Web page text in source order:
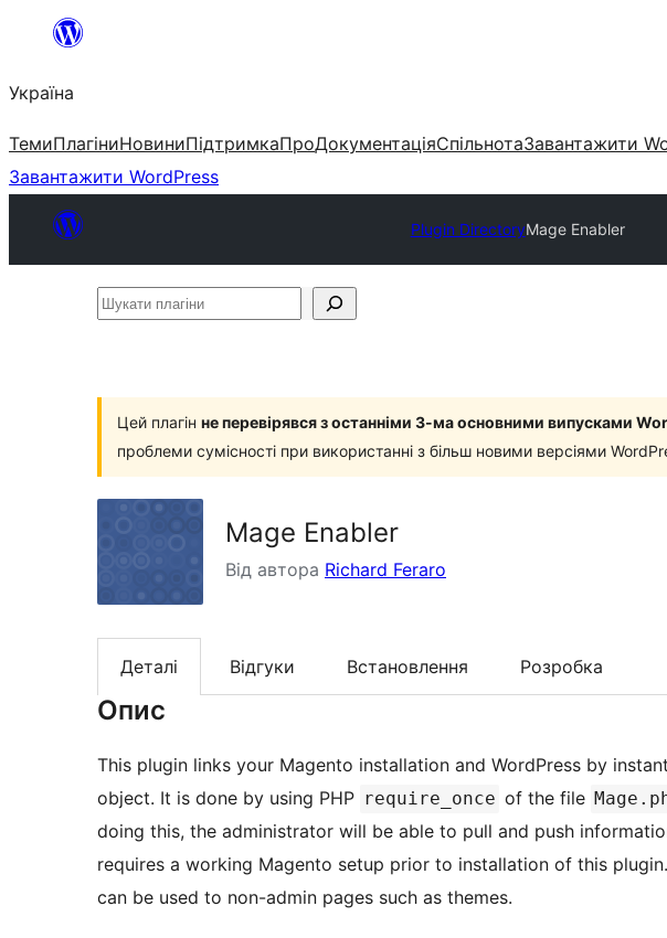
Перейти
вмісту
Україна
ТемиПлагіниНовиниПідтримкаПроДокументаціяСпільнотаЗавантажити
Завантажити WordPress
Plugin DirectoryMage Enabler
Шукати
Цей плагін не перевірявся з останніми 3-ма основними випусками
проблеми сумісності при використанні з більш новими версіями
Mage Enabler
Від автора Richard Feraro
Деталі Відгуки Встановлення Розробка
Опис
This plugin links your Magento installation and WordPress by
object. It is done by using PHP require_once of the file
doing this, the administrator will be able to pull and push
requires a working Magento setup prior to installation of this
can be used to non-admin pages such as themes.